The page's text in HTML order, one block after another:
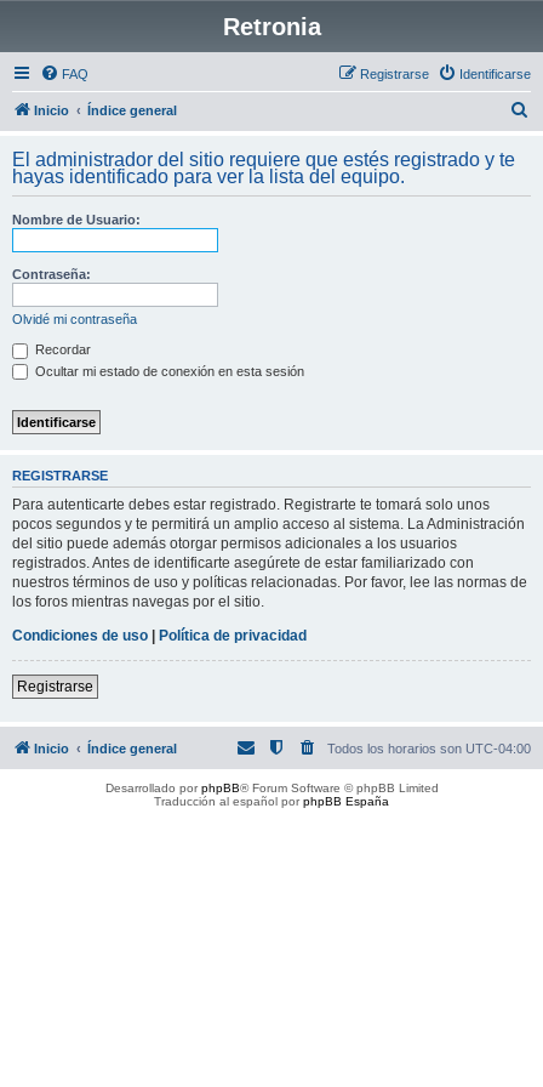
Retronia
FAQ Identificarse
Registrarse
Inicio Índice general
c
El administrador del sitio requiere que estés registrado y te
hayas identificado para ver la lista del equipo.
Nombre de Usuario:
Contraseña:
Olvidé mi contraseña
Recordar
Ocultar mi estado de conexión en esta sesión
REGISTRARSE
Para autenticarte debes estar registrado. Registrarte te tomará solo unos
pocos segundos y te permitirá un amplio acceso al sistema. La Administración
del sitio puede además otorgar permisos adicionales a los usuarios
registrados. Antes de identificarte asegúrete de estar familiarizado con
nuestros términos de uso y políticas relacionadas. Por favor, lee las normas de
los foros mientras navegas por el sitio.
Condiciones de uso | Política de privacidad
Registrarse
Inicio Índice general Todos los horarios son UTC-04:00
Desarrollado porphpBB® Forum Software © phpBB Limited
Traducción al español porphpBB España